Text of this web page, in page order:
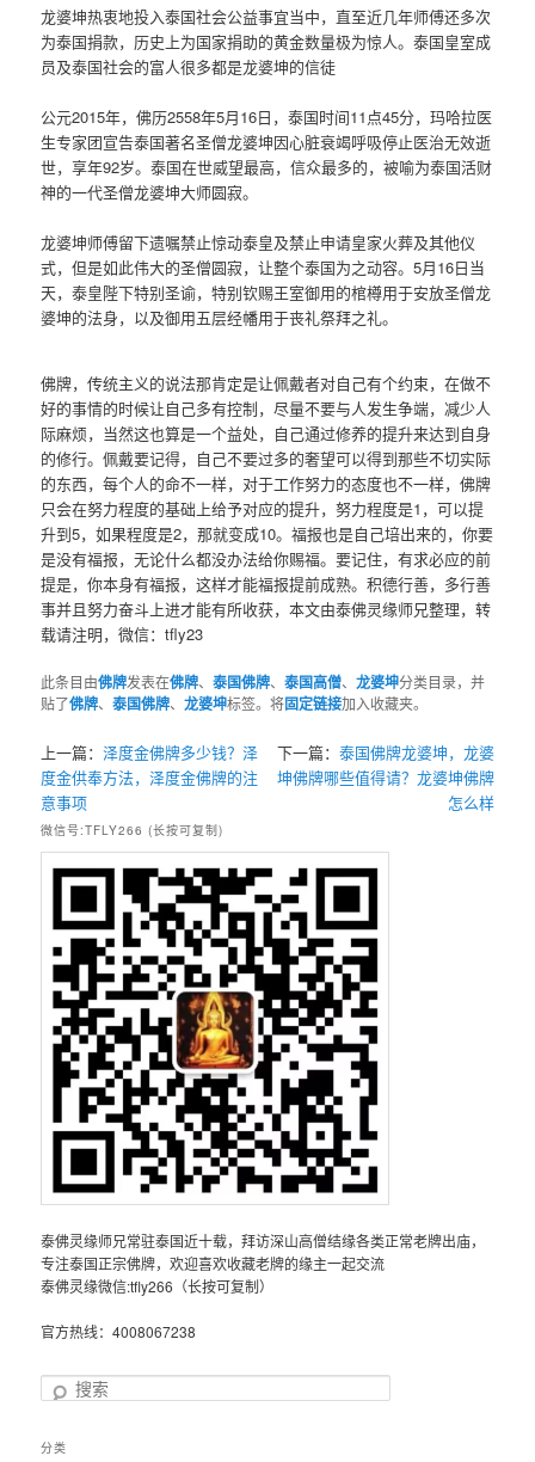
龙婆坤热衷地投入泰国社会公益事宜当中，直至近几年师傅还多次
为泰国捐款，历史上为国家捐助的黄金数量极为惊人。泰国皇室成
员及泰国社会的富人很多都是龙婆坤的信徒
公元2015年，佛历2558年5月16日，泰国时间11点45分，玛哈拉医
生专家团宣告泰国著名圣僧龙婆坤因心脏衰竭呼吸停止医治无效逝
世，享年92岁。泰国在世威望最高，信众最多的，被喻为泰国活财
神的一代圣僧龙婆坤大师圆寂。
龙婆坤师傅留下遗嘱禁止惊动泰皇及禁止申请皇家火葬及其他仪
式，但是如此伟大的圣僧圆寂，让整个泰国为之动容。5月16日当
天，泰皇陛下特别圣谕，特别钦赐王室御用的棺樽用于安放圣僧龙
婆坤的法身，以及御用五层经幡用于丧礼祭拜之礼。
​佛牌，传统主义的说法那肯定是让佩戴者对自己有个约束，在做不
好的事情的时候让自己多有控制，尽量不要与人发生争端，减少人
际麻烦，当然这也算是一个益处，自己通过修养的提升来达到自身
的修行。佩戴要记得，自己不要过多的奢望可以得到那些不切实际
的东西，每个人的命不一样，对于工作努力的态度也不一样，佛牌
只会在努力程度的基础上给予对应的提升，努力程度是1，可以提
升到5，如果程度是2，那就变成10。福报也是自己培出来的，你要
是没有福报，无论什么都没办法给你赐福。要记住，有求必应的前
提是，你本身有福报，这样才能福报提前成熟。积德行善，多行善
事并且努力奋斗上进才能有所收获，本文由泰佛灵缘师兄整理，转
载请注明，微信：tfly23
此条目由佛牌发表在佛牌、泰国佛牌、泰国高僧、龙婆坤分类目录，并
贴了佛牌、泰国佛牌、龙婆坤标签。将固定链接加入收藏夹。
上一篇：泽度金佛牌多少钱？泽
度金供奉方法，泽度金佛牌的注
意事项
下一篇： 泰国佛牌龙婆坤，龙婆
坤佛牌哪些值得请？龙婆坤佛牌
怎么样
微信号:TFLY266 (长按可复制)
泰佛灵缘师兄常驻泰国近十载，拜访深山高僧结缘各类正常老牌出庙，
专注泰国正宗佛牌，欢迎喜欢收藏老牌的缘主一起交流
泰佛灵缘微信:tfly266（长按可复制）
官方热线：4008067238
搜
分类